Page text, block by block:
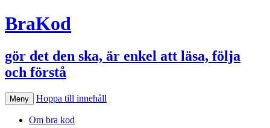
BraKod
gör det den ska, är enkel att läsa, följa
och förstå
Meny Hoppa till innehåll
Om bra kod